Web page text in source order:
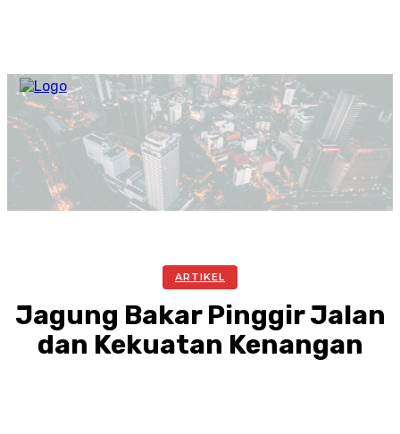
ARTIKEL
Jagung Bakar Pinggir Jalan
dan Kekuatan Kenangan